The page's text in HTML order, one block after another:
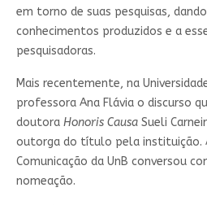
em torno de suas pesquisas,
conhecimentos produzidos e a
pesquisadoras.
Mais recentemente, na
professora Ana Flávia o discurso
doutora Honoris CausaSueli
outorga do título pela instituição.
Comunicação da UnB conversou
nomeação.